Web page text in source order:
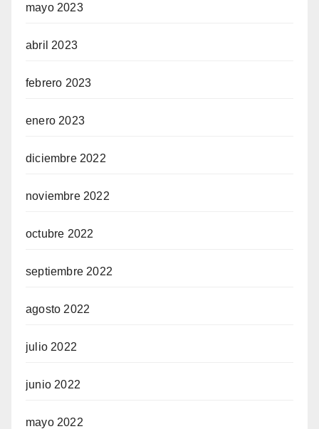
mayo 2023
abril 2023
febrero 2023
enero 2023
diciembre 2022
noviembre 2022
octubre 2022
septiembre 2022
agosto 2022
julio 2022
junio 2022
mayo 2022